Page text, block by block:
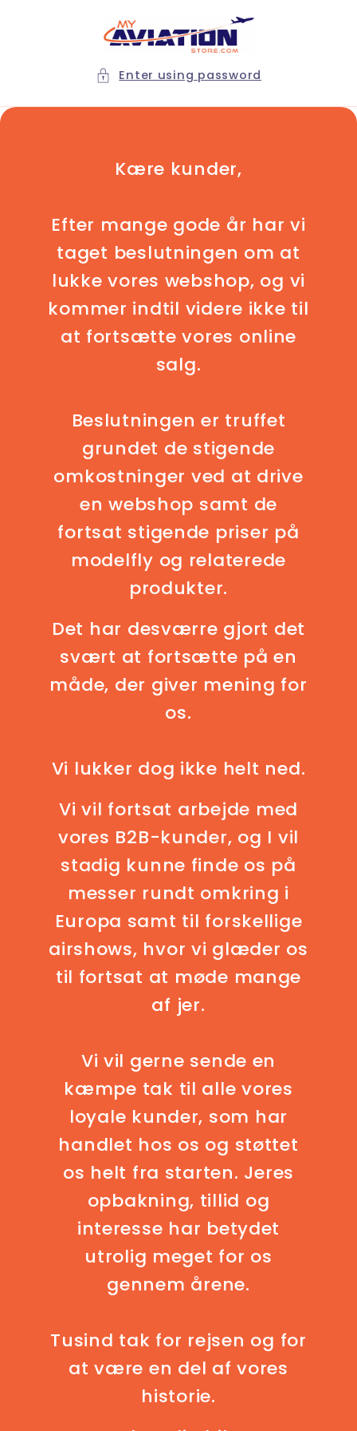
Enter using password
Kære kunder,
Efter mange gode år har vi
taget beslutningen om at
lukke vores webshop, og vi
kommer indtil videre ikke til
at fortsætte vores online
salg.
Beslutningen er truffet
grundet de stigende
omkostninger ved at drive
en webshop samt de
fortsat stigende priser på
modelfly og relaterede
produkter.
Det har desværre gjort det
svært at fortsætte på en
måde, der giver mening for
os.
Vi lukker dog ikke helt ned.
Vi vil fortsat arbejde med
vores B2B-kunder, og I vil
stadig kunne finde os på
messer rundt omkring i
Europa samt til forskellige
airshows, hvor vi glæder os
til fortsat at møde mange
af jer.
Vi vil gerne sende en
kæmpe tak til alle vores
loyale kunder, som har
handlet hos os og støttet
os helt fra starten. Jeres
opbakning, tillid og
interesse har betydet
utrolig meget for os
gennem årene.
Tusind tak for rejsen og for
at være en del af vores
historie.